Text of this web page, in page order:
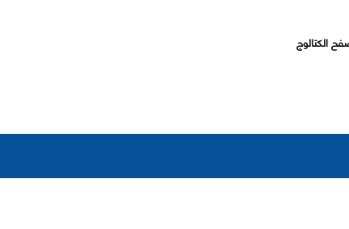
الكتالوج